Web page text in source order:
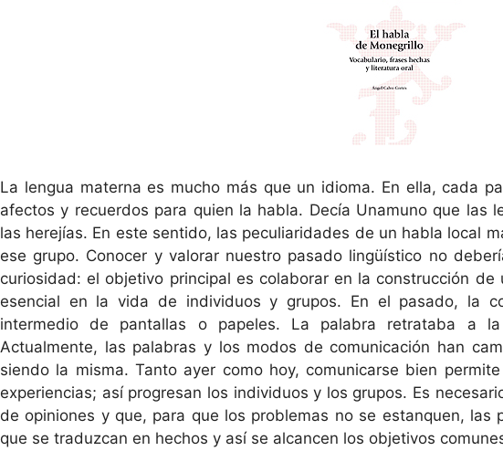
La lengua materna es mucho más que un idioma. En ella, cada
afectos y recuerdos para quien la habla. Decía Unamuno que las
las herejías. En este sentido, las peculiaridades de un habla local
ese grupo. Conocer y valorar nuestro pasado lingüístico no
curiosidad: el objetivo principal es colaborar en la construcción de
esencial en la vida de individuos y grupos. En el pasado, la
intermedio de pantallas o papeles. La palabra retrataba a
Actualmente, las palabras y los modos de comunicación han
siendo la misma. Tanto ayer como hoy, comunicarse bien
experiencias; así progresan los individuos y los grupos. Es
de opiniones y que, para que los problemas no se estanquen, las
que se traduzcan en hechos y así se alcancen los objetivos